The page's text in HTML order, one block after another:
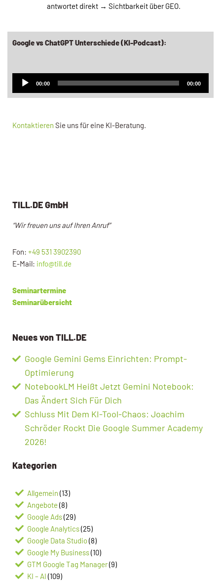
antwortet direkt → Sichtbarkeit über GEO.
Google vs ChatGPT Unterschiede (KI-Podcast):
o
r
00:00 00:00
Kontaktieren Sie uns für eine KI-Beratung.
TILL.DE GmbH
“Wir freuen uns auf Ihren Anruf”
Fon: +49 531 3902390
E-Mail: info@till.de
Seminartermine
Seminarübersicht
Neues von TILL.DE
Google Gemini Gems Einrichten: Prompt-
Optimierung
NotebookLM Heißt Jetzt Gemini Notebook:
Das Ändert Sich Für Dich
Schluss Mit Dem KI-Tool-Chaos: Joachim
Schröder Rockt Die Google Summer Academy
2026!
Kategorien
Allgemein (13)
Angebote (8)
Google Ads(29)
Google Analytics(25)
Google Data Studio(8)
Google My Business(10)
GTM Google Tag Manager(9)
KI – AI (109)